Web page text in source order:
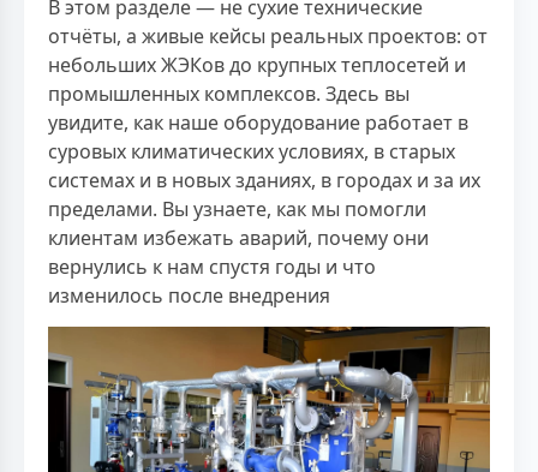
В этом разделе — не сухие технические
отчёты, а живые кейсы реальных проектов: от
небольших ЖЭКов до крупных теплосетей и
промышленных комплексов. Здесь вы
увидите, как наше оборудование работает в
суровых климатических условиях, в старых
системах и в новых зданиях, в городах и за их
пределами. Вы узнаете, как мы помогли
клиентам избежать аварий, почему они
вернулись к нам спустя годы и что
изменилось после внедрения